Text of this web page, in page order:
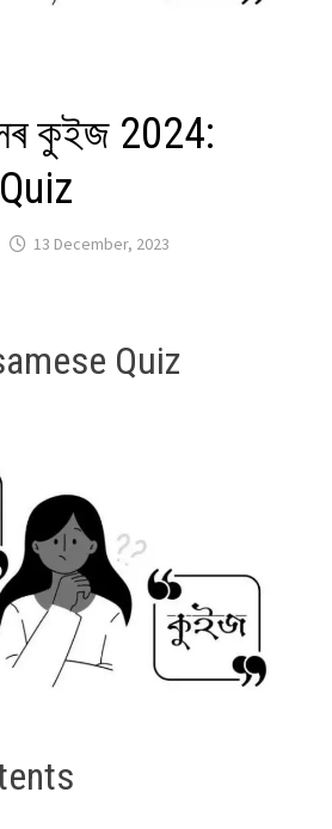
কুইজ 2024:
13 December, 2023
Quiz